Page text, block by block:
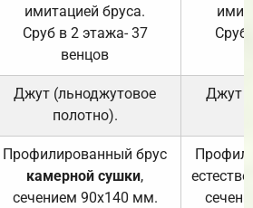
имитацией бруса.
Сруб в 2 этажа- 37
венцов
Сруб
Джут (льноджутовое
полотно).
Джут
Профилированный брус
камерной сушки,
сечением 90х140 мм.